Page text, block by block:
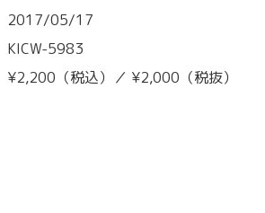
2017/05/17
KICW-5983
¥2,200（税込）／ ¥2,000（税抜）